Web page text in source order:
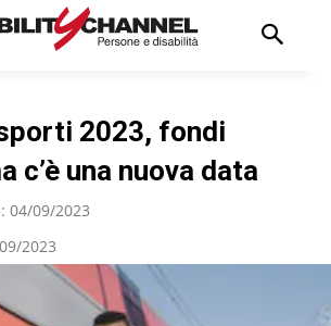
2023, fondi
c’è una nuova data
04/09/2023
2023